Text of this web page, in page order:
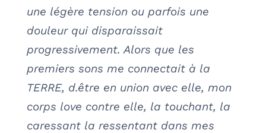
une légère tension ou parfois une
douleur qui disparaissait
progressivement. Alors que les
premiers sons me connectait à la
TERRE, d.être en union avec elle, mon
corps love contre elle, la touchant, la
caressant la ressentant dans mes